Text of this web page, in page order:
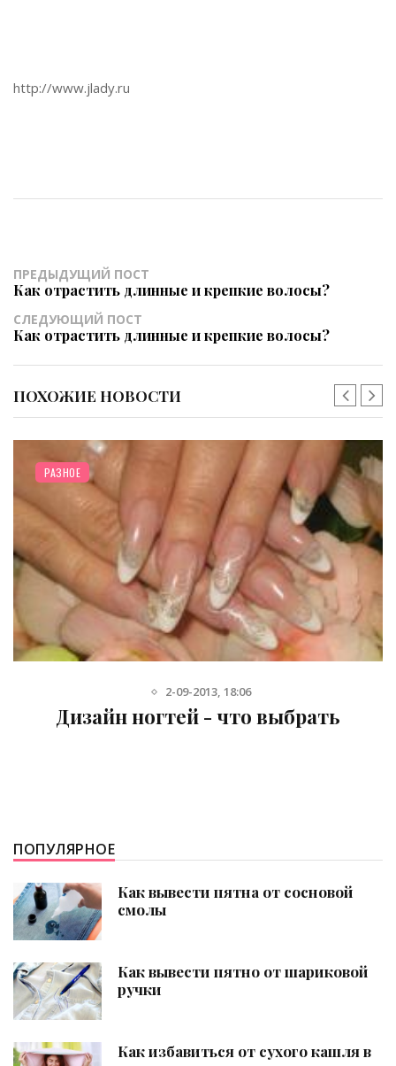
http://www.jlady.ru
ПРЕДЫДУЩИЙ ПОСТ
Как отрастить длинные и крепкие волосы?
СЛЕДУЮЩИЙ ПОСТ
Как отрастить длинные и крепкие волосы?
ПОХОЖИЕ НОВОСТИ
РАЗНОЕ
2-09-2013, 18:06
Дизайн ногтей - что выбрать
ПОПУЛЯРНОЕ
Как вывести пятна от сосновой
смолы
Как вывести пятно от шариковой
ручки
Как избавиться от сухого кашля в